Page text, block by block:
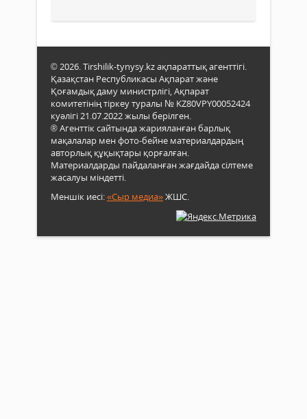
© 2026. Tirshilik-tynysy.kz ақпараттық агенттігі.
Қазақстан Республикасы Ақпарат және
Қоғамдық даму министрлігі, Ақпарат
комитетінің тіркеу туралы № KZ80VPY00052424
куәлігі 21.07.2022 жылы берілген.
® Агенттік сайтында жарияланған барлық
мақалалар мен фото-бейне материалдардың
авторлық құқықтары қорғалған.
Материалдарды пайдаланған жағдайда сілтеме
жасалуы міндетті.
Меншік иесі:«Сыр медиа»ЖШС.